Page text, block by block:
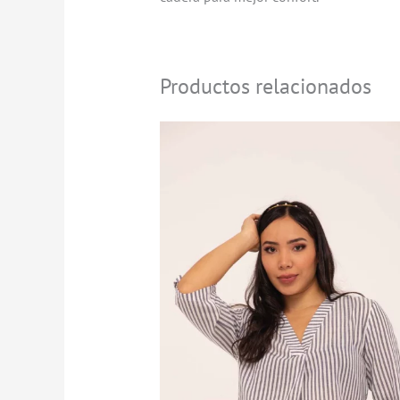
Productos relacionados
hasta
$69.900